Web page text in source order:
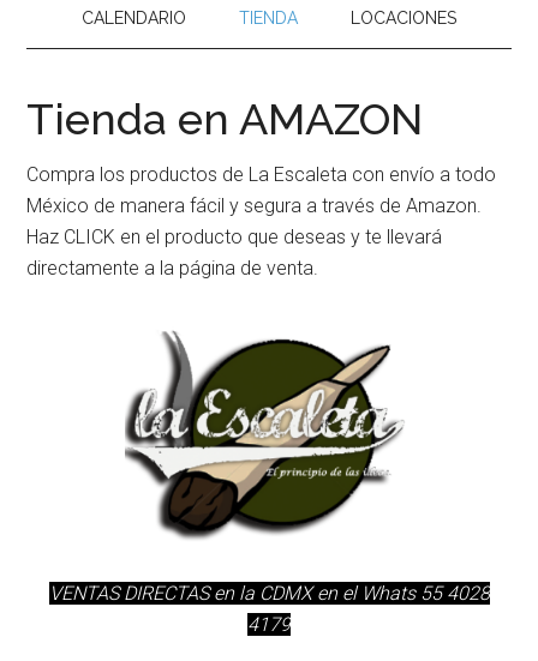
CALENDARIO TIENDA LOCACIONES
Tienda en AMAZON
Compra los productos de La Escaleta con envío a todo
México de manera fácil y segura a través de Amazon.
Haz CLICK en el producto que deseas y te llevará
directamente a la página de venta.
VENTAS DIRECTAS en la CDMX en el Whats 55 4028
4179